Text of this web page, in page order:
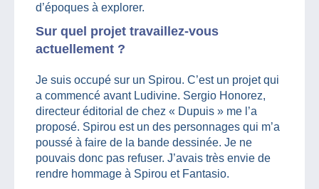
d’époques à explorer.
Sur quel projet travaillez-vous
actuellement ?
Je suis occupé sur un Spirou. C’est un projet qui
a commencé avant Ludivine. Sergio Honorez,
directeur éditorial de chez « Dupuis » me l’a
proposé. Spirou est un des personnages qui m’a
poussé à faire de la bande dessinée. Je ne
pouvais donc pas refuser. J’avais très envie de
rendre hommage à Spirou et Fantasio.